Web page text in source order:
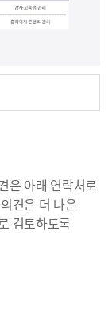
은 아래 연락처로
견은 더 나은
검토하도록